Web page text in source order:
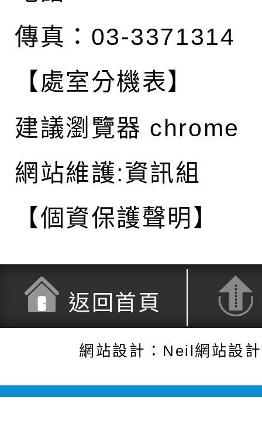
傳真：03-3371314
【處室分機表】
建議瀏覽器 chrome
網站維護:資訊組
【個資保護聲明】
返回首頁
網站設計：Neil網站設